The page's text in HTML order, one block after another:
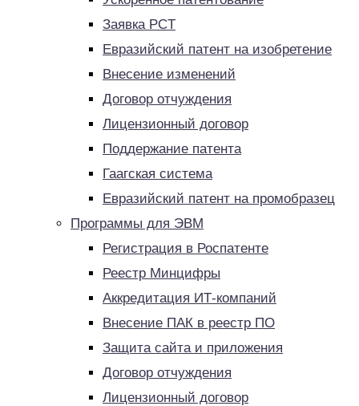
Заявка PCT
Евразийский патент на изобретение
Внесение изменений
Договор отчуждения
Лицензионный договор
Поддержание патента
Гаагская система
Евразийский патент на промобразец
Программы для ЭВМ
Регистрация в Роспатенте
Реестр Минцифры
Аккредитация ИТ-компаний
Внесение ПАК в реестр ПО
Защита сайта и приложения
Договор отчуждения
Лицензионный договор